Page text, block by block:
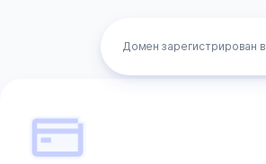
Домен зарегистрирован в